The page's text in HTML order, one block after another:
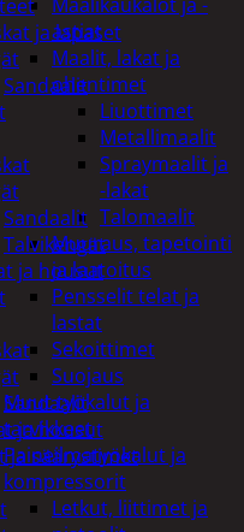
astiat
Maalit, lakat ja
ohentimet
Liuottimet
Metallimaalit
Spraymaalit ja
-lakat
Talomaalit
Muuraus, tapetointi
ja laatoitus
Pensselit telat ja
lastat
Sekoittimet
Suojaus
Muut työkalut ja
tarvikkeet
Paineilmatyökalut ja
kompressorit
Letkut, liittimet ja
ja lapaset
Sandaalit
Sandaalit
Talvikengät
ja housut
Sandaalit
ja housut
ja säärystimet